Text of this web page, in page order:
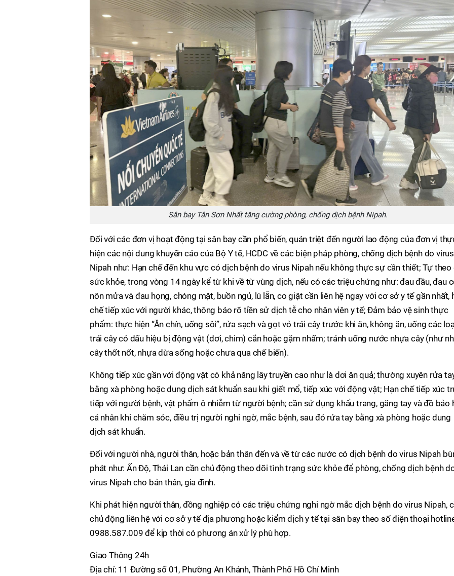
Sân bay Tân Sơn Nhất tăng cường phòng, chống dịch bệnh Nipah.
Đối với các đơn vị hoạt động tại sân bay cần phổ biến, quán triệt đến người lao động của đơn vị
hiện các nội dung khuyến cáo của Bộ Y tế, HCDC về các biện pháp phòng, chống dịch bệnh do virus
Nipah như: Hạn chế đến khu vực có dịch bệnh do virus Nipah nếu không thực sự cần thiết; Tự theo
sức khỏe, trong vòng 14 ngày kể từ khi về từ vùng dịch, nếu có các triệu chứng như: đau đầu, đau
nôn mửa và đau họng, chóng mặt, buồn ngủ, lú lẫn, co giật cần liên hệ ngay với cơ sở y tế gần nhất,
chế tiếp xúc với người khác, thông báo rõ tiền sử dịch tễ cho nhân viên y tế; Đảm bảo vệ sinh thực
phẩm: thực hiện “Ăn chín, uống sôi”, rửa sạch và gọt vỏ trái cây trước khi ăn, không ăn, uống các
trái cây có dấu hiệu bị động vật (dơi, chim) cắn hoặc gặm nhấm; tránh uống nước nhựa cây (như
cây thốt nốt, nhựa dừa sống hoặc chưa qua chế biến).
Không tiếp xúc gần với động vật có khả năng lây truyền cao như là dơi ăn quả; thường xuyên rửa
bằng xà phòng hoặc dung dịch sát khuẩn sau khi giết mổ, tiếp xúc với động vật; Hạn chế tiếp xúc
tiếp với người bệnh, vật phẩm ô nhiễm từ người bệnh; cần sử dụng khẩu trang, găng tay và đồ bảo
cá nhân khi chăm sóc, điều trị người nghi ngờ, mắc bệnh, sau đó rửa tay bằng xà phòng hoặc dung
dịch sát khuẩn.
Đối với người nhà, người thân, hoặc bản thân đến và về từ các nước có dịch bệnh do virus Nipah
phát như: Ấn Độ, Thái Lan cần chủ động theo dõi tình trạng sức khỏe để phòng, chống dịch bệnh
virus Nipah cho bản thân, gia đình.
Khi phát hiện người thân, đồng nghiệp có các triệu chứng nghi ngờ mắc dịch bệnh do virus Nipah,
chủ động liên hệ với cơ sở y tế địa phương hoặc kiểm dịch y tế tại sân bay theo số điện thoại
0988.587.009 để kịp thời có phương án xử lý phù hợp.
Giao Thông 24h
Địa chỉ: 11 Đường số 01, Phường An Khánh, Thành Phố Hồ Chí Minh